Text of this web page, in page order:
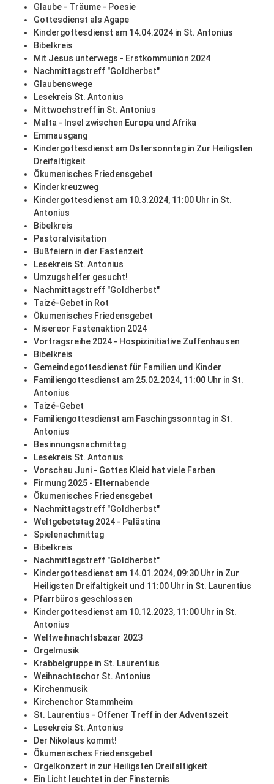
Glaube - Träume - Poesie
Gottesdienst als Agape
Kindergottesdienst am 14.04.2024 in St. Antonius
Bibelkreis
Mit Jesus unterwegs - Erstkommunion 2024
Nachmittagstreff "Goldherbst"
Glaubenswege
Lesekreis St. Antonius
Mittwochstreff in St. Antonius
Malta - Insel zwischen Europa und Afrika
Emmausgang
Kindergottesdienst am Ostersonntag in Zur Heiligsten
Dreifaltigkeit
Ökumenisches Friedensgebet
Kinderkreuzweg
Kindergottesdienst am 10.3.2024, 11:00 Uhr in St.
Antonius
Bibelkreis
Pastoralvisitation
Bußfeiern in der Fastenzeit
Lesekreis St. Antonius
Umzugshelfer gesucht!
Nachmittagstreff "Goldherbst"
Taizé-Gebet in Rot
Ökumenisches Friedensgebet
Misereor Fastenaktion 2024
Vortragsreihe 2024 - Hospizinitiative Zuffenhausen
Bibelkreis
Gemeindegottesdienst für Familien und Kinder
Familiengottesdienst am 25.02.2024, 11:00 Uhr in St.
Antonius
Taizé-Gebet
Familiengottesdienst am Faschingssonntag in St.
Antonius
Besinnungsnachmittag
Lesekreis St. Antonius
Vorschau Juni - Gottes Kleid hat viele Farben
Firmung 2025 - Elternabende
Ökumenisches Friedensgebet
Nachmittagstreff "Goldherbst"
Weltgebetstag 2024 - Palästina
Spielenachmittag
Bibelkreis
Nachmittagstreff "Goldherbst"
Kindergottesdienst am 14.01.2024, 09:30 Uhr in Zur
Heiligsten Dreifaltigkeit und 11:00 Uhr in St. Laurentius
Pfarrbüros geschlossen
Kindergottesdienst am 10.12.2023, 11:00 Uhr in St.
Antonius
Weltweihnachtsbazar 2023
Orgelmusik
Krabbelgruppe in St. Laurentius
Weihnachtschor St. Antonius
Kirchenmusik
Kirchenchor Stammheim
St. Laurentius - Offener Treff in der Adventszeit
Lesekreis St. Antonius
Der Nikolaus kommt!
Ökumenisches Friedensgebet
Orgelkonzert in zur Heiligsten Dreifaltigkeit
Ein Licht leuchtet in der Finsternis